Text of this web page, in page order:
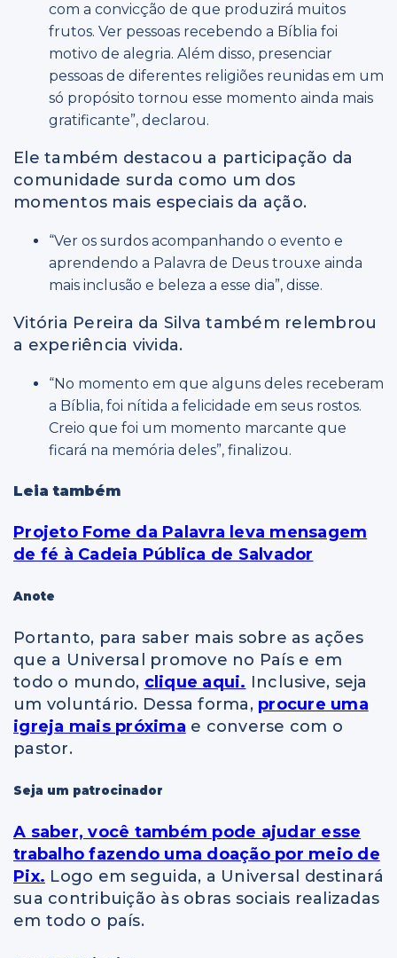
com a convicção de que produzirá muitos
frutos. Ver pessoas recebendo a Bíblia foi
motivo de alegria. Além disso, presenciar
pessoas de diferentes religiões reunidas em um
só propósito tornou esse momento ainda mais
gratificante”, declarou.
Ele também destacou a participação da
comunidade surda como um dos
momentos mais especiais da ação.
“Ver os surdos acompanhando o evento e
aprendendo a Palavra de Deus trouxe ainda
mais inclusão e beleza a esse dia”, disse.
Vitória Pereira da Silva também relembrou
a experiência vivida.
“No momento em que alguns deles receberam
a Bíblia, foi nítida a felicidade em seus rostos.
Creio que foi um momento marcante que
ficará na memória deles”, finalizou.
Leia também
Projeto Fome da Palavra leva mensagem
de fé à Cadeia Pública de Salvador
Anote
Portanto, para saber mais sobre as ações
que a Universal promove no País e em
todo o mundo, clique aqui. Inclusive, seja
um voluntário. Dessa forma, procure uma
igreja mais próxima e converse com o
pastor.
Seja um patrocinador
A saber, você também pode ajudar esse
trabalho fazendo uma doação por meio de
Pix. Logo em seguida, a Universal destinará
sua contribuição às obras sociais realizadas
em todo o país.